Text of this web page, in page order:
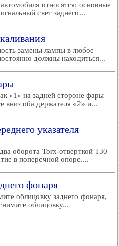
относятся: основные
свет заднего...
замены лампы в любое
должны находиться...
«1» на задней стороне фары
вниз оба держателя «2» и...
указателя
оборота Torx-отверткой Т30
в поперечной опоре....
фонаря
облицовку заднего фонаря,
облицовку...